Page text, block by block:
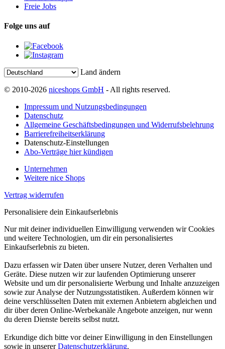
Freie Jobs
Folge uns auf
Land ändern
© 2010-2026 niceshops GmbH - All rights reserved.
Impressum und Nutzungsbedingungen
Datenschutz
Allgemeine Geschäftsbedingungen und Widerrufsbelehrung
Barrierefreiheitserklärung
Datenschutz-Einstellungen
Abo-Verträge hier kündigen
Unternehmen
Weitere nice Shops
Vertrag widerrufen
Personalisiere dein Einkaufserlebnis
Nur mit deiner individuellen Einwilligung verwenden wir Cookies
und weitere Technologien, um dir ein personalisiertes
Einkaufserlebnis zu bieten.
Dazu erfassen wir Daten über unsere Nutzer, deren Verhalten und
Geräte. Diese nutzen wir zur laufenden Optimierung unserer
Website und um dir personalisierte Werbung und Inhalte anzuzeigen
sowie zur Analyse der Nutzungsstatistiken. Außerdem können wir
deine verschlüsselten Daten mit externen Anbietern abgleichen und
dir über deren Online-Werbekanäle Angebote anzeigen, nur wenn
du deren Dienste bereits selbst nutzt.
Erkundige dich bitte vor deiner Einwilligung in den Einstellungen
sowie in unsererDatenschutzerklärung.